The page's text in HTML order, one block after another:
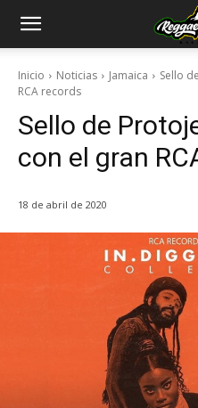
Inicio Noticias Jamaica
Sello
RCA records
Sello de
con el gran
18 de abril de 2020